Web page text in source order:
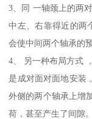
3、同 一轴颈上的两
中左、右靠得近的两
会使中间两个轴承的
4、 另一种布局方式
是成对面对面地安装
外侧的两个轴承上增
荷，甚至产生了间隙。